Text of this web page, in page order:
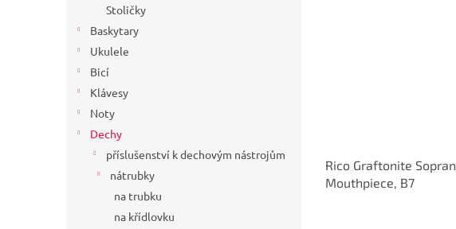
Stoličky
Baskytary
Ukulele
Bicí
Klávesy
Noty
Dechy
příslušenství k dechovým nástrojům
nátrubky
na trubku
na křídlovku
Rico Graftonite
Mouthpiece, B7